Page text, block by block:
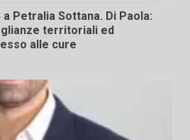
Petralia Sottana. Di Paola:
territoriali ed
alle cure